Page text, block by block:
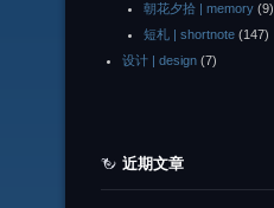
朝花夕拾 | memory (9)
短札 | shortnote (147)
设计 | design (7)
近期文章